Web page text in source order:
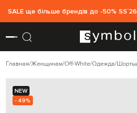
SALE ще більше брендів до -50% SS`26
Главная Женщинам Off-White Одежда Шорты
NEW
- 49%